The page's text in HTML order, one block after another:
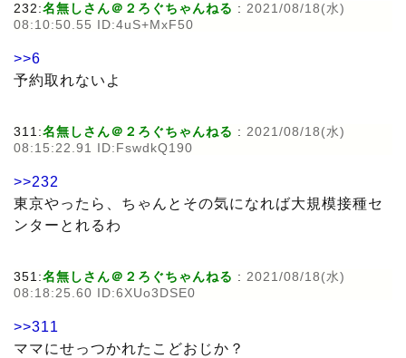
232:名無しさん＠２ろぐちゃんねる : 2021/08/18(水)
08:10:50.55 ID:4uS+MxF50
>>6
予約取れないよ
311:名無しさん＠２ろぐちゃんねる : 2021/08/18(水)
08:15:22.91 ID:FswdkQ190
>>232
東京やったら、ちゃんとその気になれば大規模接種セ
ンターとれるわ
351:名無しさん＠２ろぐちゃんねる : 2021/08/18(水)
08:18:25.60 ID:6XUo3DSE0
>>311
ママにせっつかれたこどおじか？